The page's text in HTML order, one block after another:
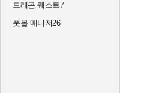
드래곤 퀘스트7
풋볼 매니저26